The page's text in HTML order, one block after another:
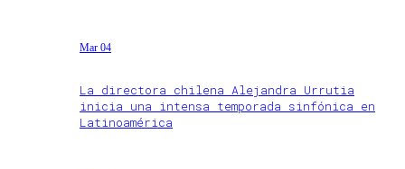
Mar 04
La directora chilena Alejandra Urrutia
inicia una intensa temporada sinfónica en
Latinoamérica